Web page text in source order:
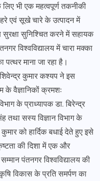
भी एक महत्वपूर्ण तकनीकी
एवं सूखे चारे के उत्पादन में
सुरक्षा सुनिश्चित करने में सहायक
विश्वविद्यालय में चारा मक्का
माना जा रहा है।
कुमार कश्यप ने इस
के वैज्ञानिकों क्रमशः
के प्राध्यापक डा. बिरेन्द्र
तथा सस्य विज्ञान विभाग के
को हार्दिक बधाई देते हुए इसे
की दिशा में एक और
पंतनगर विश्वविद्यालय की
विकास के प्रति समर्पण का